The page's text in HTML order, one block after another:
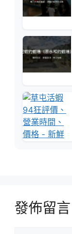
發佈留言